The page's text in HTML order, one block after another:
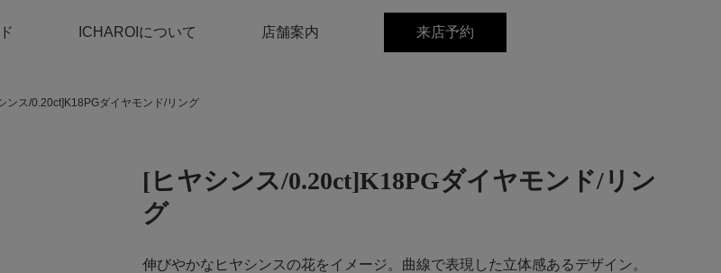
ICHAROIについて 店舗案内 来店予約
ンス/0.20ct]K18PGダイヤモンド/リング
[ヒヤシンス/0.20ct]K18PGダイヤモンド/リン
グ
伸びやかなヒヤシンスの花をイメージ。曲線で表現した立体感あるデザイン。